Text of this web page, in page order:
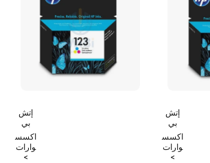
إتش
بي
اكسس
وارات
>
إتش
بي
اكسس
وارات
>